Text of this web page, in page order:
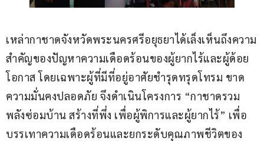
เหล่ากาชาดจังหวัดพระนครศรีอยุธยาได้เล็งเห็นถึงความ
สำคัญของปัญหาความเดือดร้อนของผู้ยากไร้และผู้ด้อย
โอกาส โดยเฉพาะผู้ที่มีที่อยู่อาศัยชำรุดทรุดโทรม ขาด
ความมั่นคงปลอดภัย จึงดำเนินโครงการ “กาชาดรวม
พลังซ่อมบ้าน สร้างที่พึ่ง เพื่อผู้พิการและผู้ยากไร้” เพื่อ
บรรเทาความเดือดร้อนและยกระดับคุณภาพชีวิตของ